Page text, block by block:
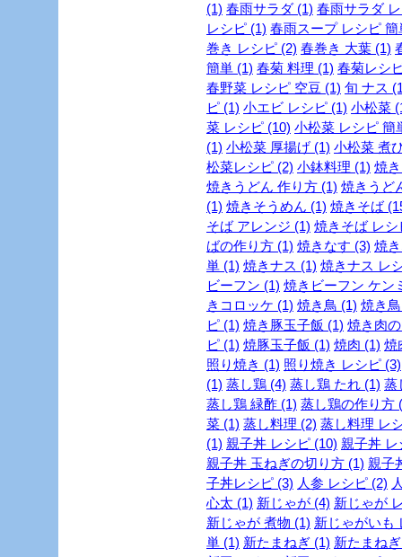
(1) 春雨サラダ (1) 春雨サラダ
レシピ (1) 春雨スープ レシピ 簡
巻き レシピ (2) 春巻き 大葉 (1)
簡単 (1) 春菊 料理 (1) 春菊レシ
春野菜 レシピ 空豆 (1) 旬 ナス
ピ (1) 小エビ レシピ (1) 小松菜
菜 レシピ (10) 小松菜 レシピ 簡
(1) 小松菜 厚揚げ (1) 小松菜 煮
松菜レシピ (2) 小鉢料理 (1) 焼
焼きうどん 作り方 (1) 焼きうど
(1) 焼きそうめん (1) 焼きそば
そば アレンジ (1) 焼きそば レシ
ばの作り方 (1) 焼きなす (3) 焼
単 (1) 焼きナス (1) 焼きナス レ
ビーフン (1) 焼きビーフン ケン
きコロッケ (1) 焼き鳥 (1) 焼き
ピ (1) 焼き豚玉子飯 (1) 焼き肉
ピ (1) 焼豚玉子飯 (1) 焼肉 (1) 焼
照り焼き (1) 照り焼き レシピ (3)
(1) 蒸し鶏 (4) 蒸し鶏 たれ (1) 蒸
蒸し鶏 緑酢 (1) 蒸し鶏の作り方
菜 (1) 蒸し料理 (2) 蒸し料理 レ
(1) 親子丼 レシピ (10) 親子丼
親子丼 玉ねぎの切り方 (1) 親子
子丼レシピ (3) 人参 レシピ (2)
心太 (1) 新じゃが (4) 新じゃが
新じゃが 煮物 (1) 新じゃがいも
単 (1) 新たまねぎ (1) 新たまね